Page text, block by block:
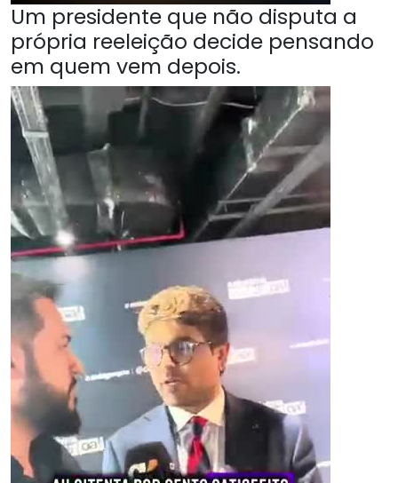
Um presidente que não disputa a
própria reeleição decide pensando
em quem vem depois.